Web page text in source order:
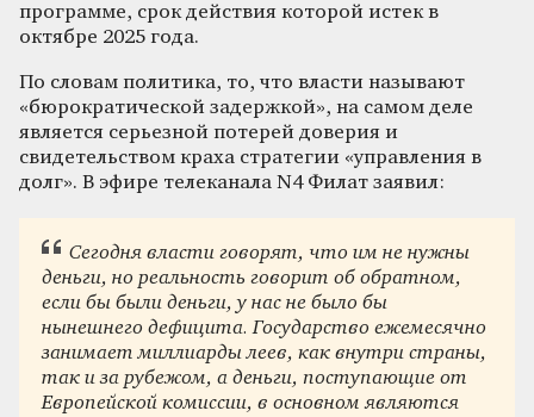
программе, срок действия которой истек в
октябре 2025 года.
По словам политика, то, что власти называют
«бюрократической задержкой», на самом деле
является серьезной потерей доверия и
свидетельством краха стратегии «управления в
долг». В эфире телеканала N4 Филат заявил:
Сегодня власти говорят, что им не нужны
деньги, но реальность говорит об обратном,
если бы были деньги, у нас не было бы
нынешнего дефицита. Государство ежемесячно
занимает миллиарды леев, как внутри страны,
так и за рубежом, а деньги, поступающие от
Европейской комиссии, в основном являются